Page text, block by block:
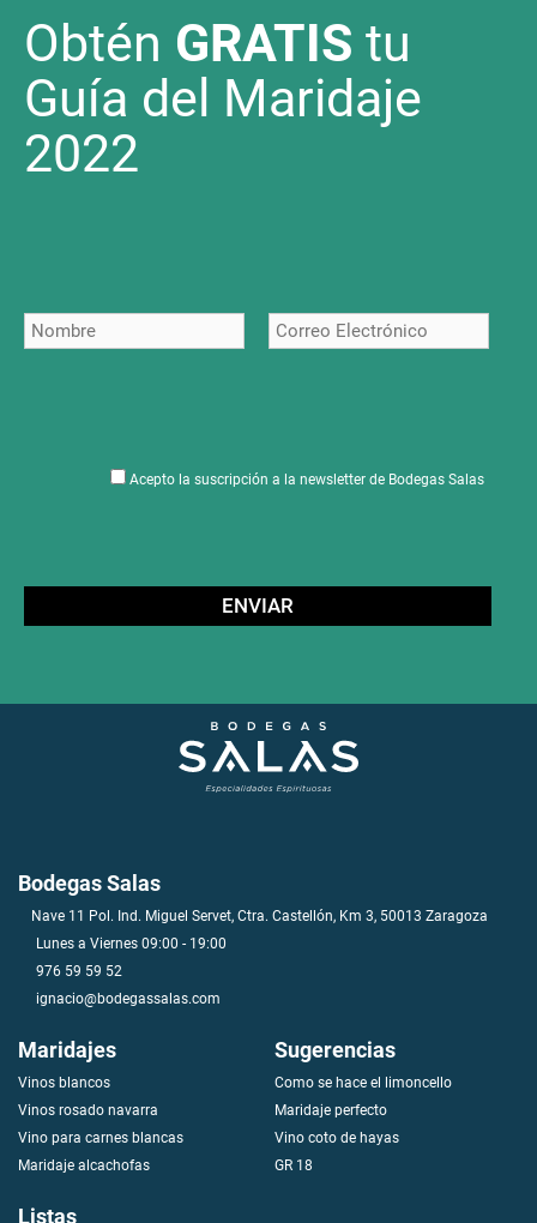
Obtén GRATIS tu
Guía del Maridaje
2022
Acepto la suscripción a la newsletter de Bodegas Salas
Bodegas Salas
Nave 11 Pol. Ind. Miguel Servet, Ctra. Castellón, Km 3, 50013 Zaragoza
Lunes a Viernes 09:00 - 19:00
976 59 59 52
ignacio@bodegassalas.com
Maridajes
Vinos blancos
Vinos rosado navarra
Vino para carnes blancas
Maridaje alcachofas
Sugerencias
Como se hace el limoncello
Maridaje perfecto
Vino coto de hayas
GR 18
Listas